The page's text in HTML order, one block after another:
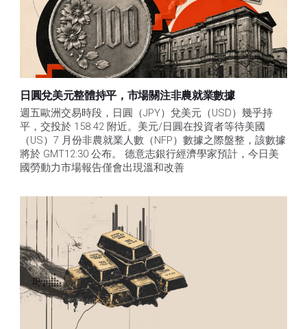
日圓兌美元整體持平，市場關注非農就業數據
週五歐洲交易時段，日圓（JPY）兌美元（USD）幾乎持
平，交投於 158.42 附近。美元/日圓在投資者等待美國
（US）7 月份非農就業人數（NFP）數據之際盤整，該數據
將於 GMT12:30 公布。 德意志銀行經濟學家預計，今日美
國勞動力市場報告僅會出現溫和改善